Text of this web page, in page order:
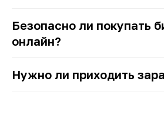
Безопасно ли покупать
онлайн?
Нужно ли приходить